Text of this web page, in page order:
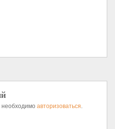
необходимоавторизоваться.